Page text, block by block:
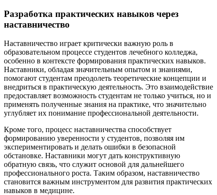
Разработка практических навыков через
наставничество
Наставничество играет критически важную роль в
образовательном процессе студентов лечебного колледжа,
особенно в контексте формирования практических навыков.
Наставники, обладая значительным опытом и знаниями,
помогают студентам преодолеть теоретические концепции и
внедриться в практическую деятельность. Это взаимодействие
предоставляет возможность студентам не только учиться, но и
применять полученные знания на практике, что значительно
углубляет их понимание профессиональной деятельности.
Кроме того, процесс наставничества способствует
формированию уверенности у студентов, позволяя им
экспериментировать и делать ошибки в безопасной
обстановке. Наставники могут дать конструктивную
обратную связь, что служит основой для дальнейшего
профессионального роста. Таким образом, наставничество
становится важным инструментом для развития практических
навыков в медицине.